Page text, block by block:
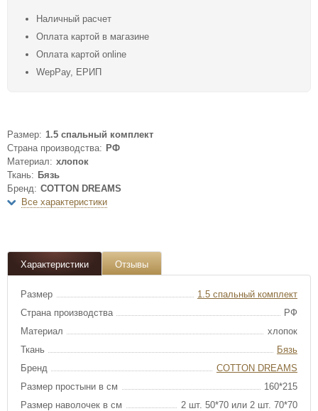
Наличный расчет
Оплата картой в магазине
Оплата картой online
WepPay, ЕРИП
Размер: 1.5 спальный комплект
Страна производства: РФ
Материал: хлопок
Ткань: Бязь
Бренд: COTTON DREAMS
Все характеристики
Характеристики Отзывы
Размер
1.5 спальный комплект
Страна производства
РФ
Материал
хлопок
Ткань
Бязь
Бренд
COTTON DREAMS
Размер простыни в см
160*215
Размер наволочек в см
2 шт. 50*70 или 2 шт. 70*70